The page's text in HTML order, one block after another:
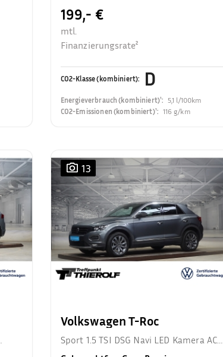
199,- €
mtl.
Finanzierungsrate²
CO2-Klasse (kombiniert): D
Energieverbrauch (kombiniert)¹: 5,1 l/100km
CO2-Emissionen (kombiniert)¹: 116 g/km
13
Volkswagen T-Roc
Sport 1.5 TSI DSG Navi LED Kamera ACC
DAB